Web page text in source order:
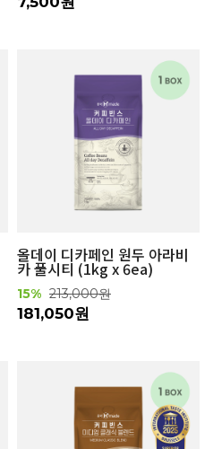
올데이 디카페인 원두 아라비
카 풀시티 (1kg x 6ea)
15% 213,000원
181,050원